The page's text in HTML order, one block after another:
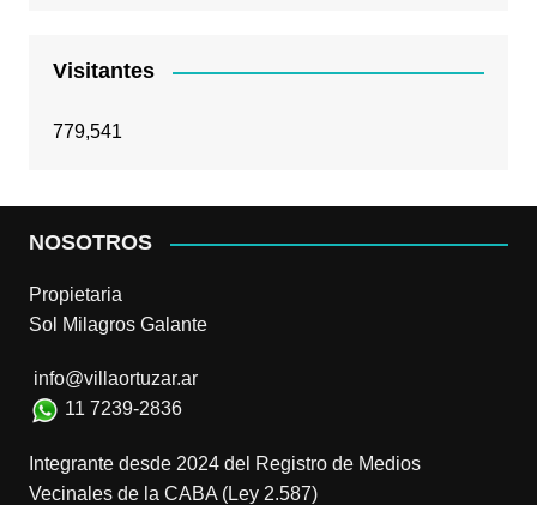
Visitantes
779,541
NOSOTROS
Propietaria
Sol Milagros Galante
info@villaortuzar.ar
11 7239-2836
Integrante desde 2024 del Registro de Medios
Vecinales de la CABA (Ley 2.587)